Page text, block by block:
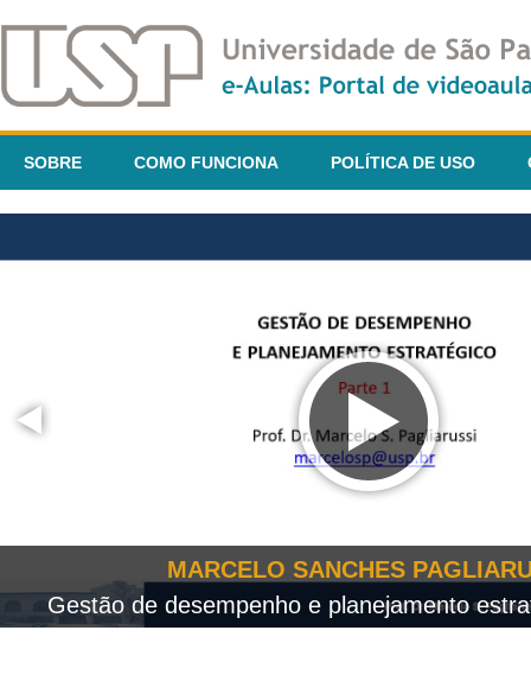
SOBRE COMO FUNCIONA POLÍTICA DE USO
MARCELO SANCHES
Gestão de desempenho e planejamento